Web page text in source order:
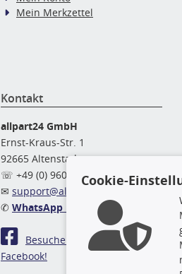
Mein Merkzettel
Kontakt
allpart24 GmbH
Ernst-Kraus-Str. 1
92665 Altenstadt
☏ +49 (0) 9602 / 9 42 49 46
✉ support@allpart24.de
✆ WhatsApp Nachricht
Besuchen Sie uns auf
Facebook!
Cookie-